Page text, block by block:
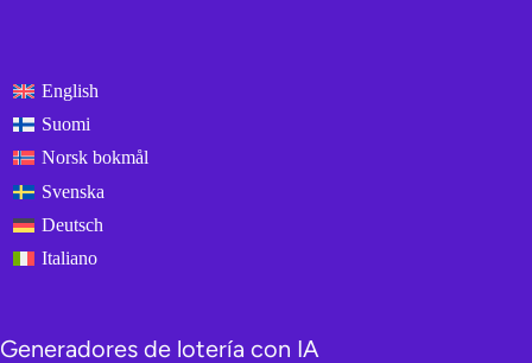
English
Suomi
Norsk bokmål
Svenska
Deutsch
Italiano
Generadores de lotería con IA